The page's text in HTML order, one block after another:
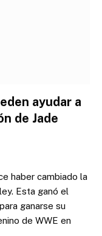
ayudar a
de Jade
haber cambiado la
Esta ganó el
ganarse su
de WWE en